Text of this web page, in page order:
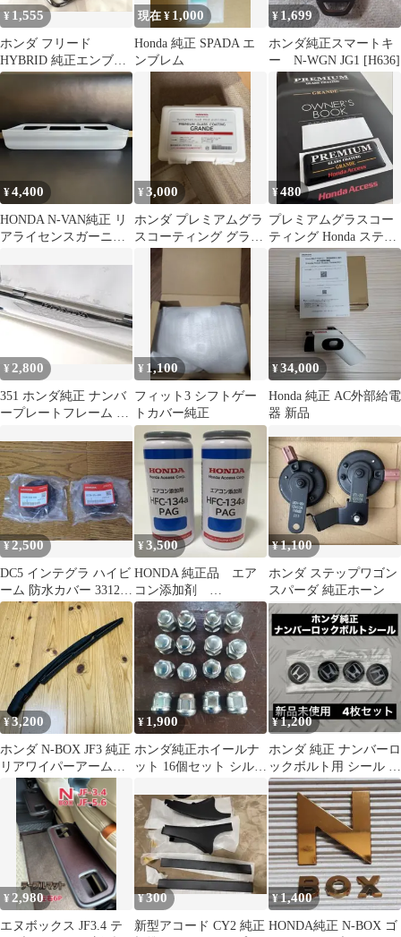
¥ 1,555
ホンダ フリード
HYBRID 純正エンブレ
ム 3点セット
現在 ¥ 1,000
Honda 純正 SPADA エ
ンブレム
¥ 1,699
ホンダ純正スマートキ
ー N-WGN JG1 [H636]
¥4,400
HONDA N-VAN純正 リ
アライセンスガーニッ
ール
¥3,000
ホンダ プレミアムグラ
スコーティング グラン
デ メンテナンスキット
¥480
プレミアムグラスコー
ティング Honda ステッ
カー ホンダ アクセス
¥2,800
351 ホンダ純正 ナンバ
ープレートフレーム ク
セット
¥ 1,100
フィット3 シフトゲー
トカバー純正
¥34,000
Honda 純正 AC外部給電
器 新品
¥2,500
DC5 インテグラ ハイビ
ーム 防水カバー 33126-
S7A-003 新品
¥3,500
HONDA 純正品 エア
コン添加剤
HFC134aPAG 2本セット
¥1,100
ホンダ ステップワゴン
スパーダ 純正ホーン
¥3,200
ホンダ N-BOX JF3 純正
リアワイパーアーム＆
ブレード
¥ 1,900
ホンダ純正ホイールナ
ット 16個セット シルバ
¥1,200
ホンダ 純正 ナンバーロ
ックボルト用 シール 4
枚セット 新品未使用
¥ 2,980
エヌボックス JF3.4 テ
¥300
新型アコード CY2 純正
¥1,400
HONDA純正 N-BOX ゴ